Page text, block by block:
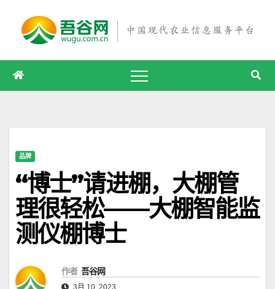
容
品牌
“博士”请进棚，大棚管
理很轻松——大棚智能监
测仪棚博士
作者 吾谷网